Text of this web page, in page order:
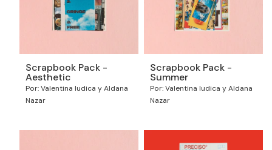
Scrapbook Pack -
Aesthetic
Por: Valentina Iudica y Aldana
Nazar
Scrapbook Pack -
Summer
Por: Valentina Iudica y Aldana
Nazar